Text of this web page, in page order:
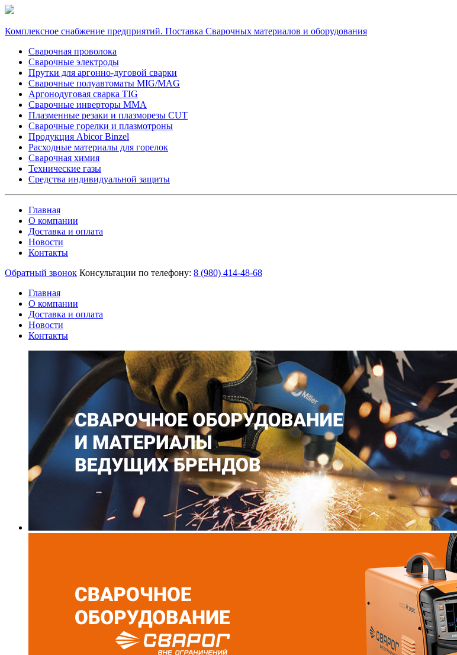
Комплексное снабжение предприятий. Поставка Сварочных материалов и оборудования
Сварочная проволока
Сварочные электроды
Прутки для аргонно-дуговой сварки
Сварочные полуавтоматы MIG/MAG
Аргонодуговая сварка TIG
Сварочные инверторы MMA
Плазменные резаки и плазморезы CUT
Сварочные горелки и плазмотроны
Продукция Abicor Binzel
Расходные материалы для горелок
Сварочная химия
Технические газы
Средства индивидуальной защиты
Главная
О компании
Доставка и оплата
Новости
Контакты
Обратный звонок Консультации по телефону: 8 (980) 414-48-68
Главная
О компании
Доставка и оплата
Новости
Контакты